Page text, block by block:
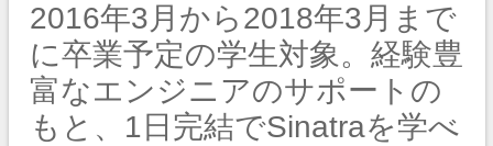
2016年3月から2018年3月まで
に卒業予定の学生対象。経験豊
富なエンジニアのサポートの
もと、1日完結でSinatraを学べ